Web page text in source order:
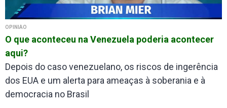
OPINIÃO
O que aconteceu na Venezuela poderia acontecer
aqui?
Depois do caso venezuelano, os riscos de ingerência
dos EUA e um alerta para ameaças à soberania e à
democracia no Brasil